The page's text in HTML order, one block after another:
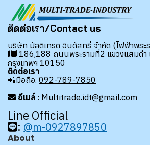
ติดต่อเรา/Contact us
บริษัท มัลติเทรด อินดัสทรี้ จำกัด (ไฟฟ้าพระ
186,188 ถนนพระรามที่2 แขวงแสมดำ
กรุงเทพฯ 10150
ติดต่อเรา
📲มือถือ. 092-789-7850
อีเมล์ : Multitrade.idt@gmail.com
Line Official
: @m-0927897850
About